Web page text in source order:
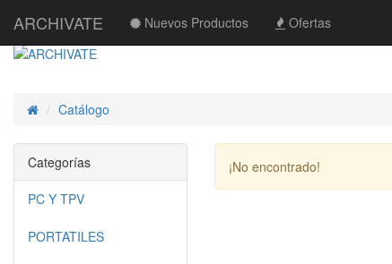
ARCHIVATE Nuevos Productos Ofertas
InicioCatálogo
¡No encontrado!
Categorías
PC Y TPV
PORTATILES